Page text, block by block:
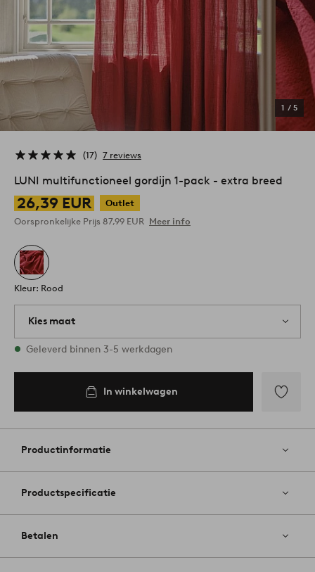
1 / 5
17 7 reviews
LUNI multifunctioneel gordijn 1-pack - extra breed
26,39 EUR
Outlet
Oorspronkelijke Prijs 87,99 EUR Meer info
Kleur: Rood
Kies maat
1 maten op voorraad
Geleverd binnen 3-5 werkdagen
In winkelwagen
aan
Productinformatie
Productspecificatie
Betalen